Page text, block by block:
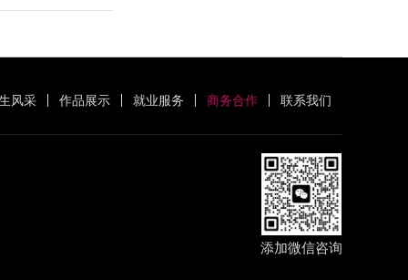
风采 作品展示 就业服务 商务合作 联系我们
添加微信咨询